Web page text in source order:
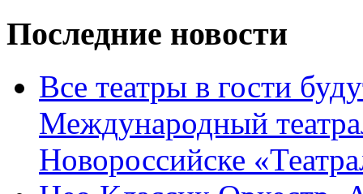
Последние новости
Все театры в гости
Международный
Новороссийске